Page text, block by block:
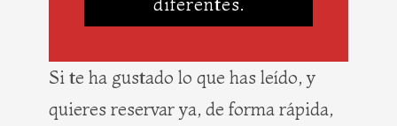
Si te ha gustado lo que has leído, y
quieres reservar ya, de forma rápida,